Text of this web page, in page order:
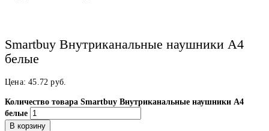
Smartbuy Внутриканальные наушники А4
белые
Цена:45.72 руб.
Количество товара Smartbuy Внутриканальные наушники А4
белые
В корзину